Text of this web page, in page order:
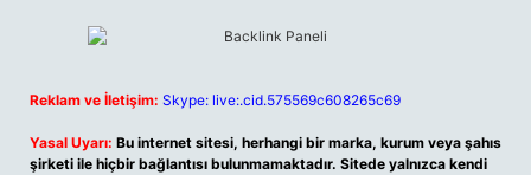
Reklam ve İletişim: Skype: live:.cid.575569c608265c69
Yasal Uyarı: Bu internet sitesi, herhangi bir marka, kurum veya şahıs
şirketi ile hiçbir bağlantısı bulunmamaktadır. Sitede yalnızca kendi